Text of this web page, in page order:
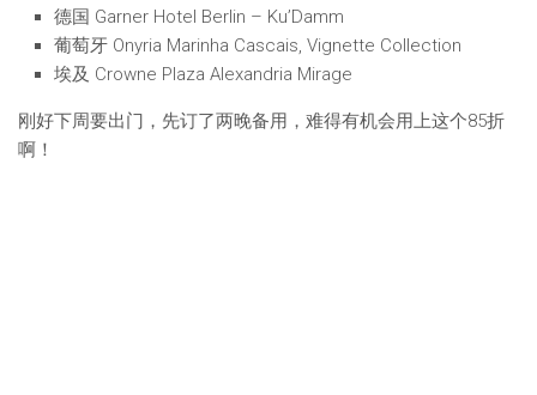
德国 Garner Hotel Berlin – Ku’Damm
葡萄牙 Onyria Marinha Cascais, Vignette Collection
埃及 Crowne Plaza Alexandria Mirage
刚好下周要出门，先订了两晚备用，难得有机会用上这个85折
啊！